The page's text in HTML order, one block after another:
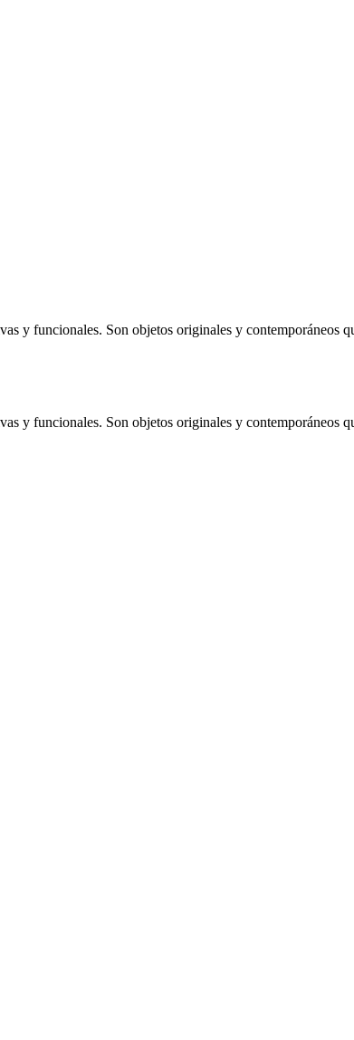
y funcionales. Son objetos originales y contemporáneos
y funcionales. Son objetos originales y contemporáneos